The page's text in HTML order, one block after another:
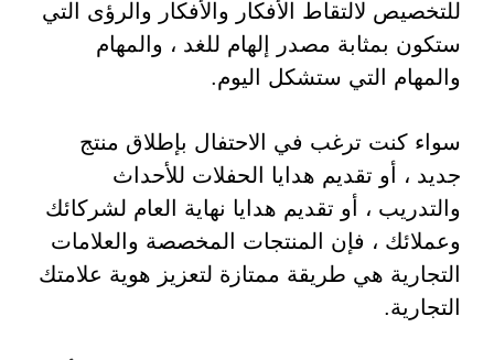
للتخصيص لالتقاط الأفكار والأفكار والرؤى التي
ستكون بمثابة مصدر إلهام للغد ، والمهام
والمهام التي ستشكل اليوم.
سواء كنت ترغب في الاحتفال بإطلاق منتج
جديد ، أو تقديم هدايا الحفلات للأحداث
والتدريب ، أو تقديم هدايا نهاية العام لشركائك
وعملائك ، فإن المنتجات المخصصة والعلامات
التجارية هي طريقة ممتازة لتعزيز هوية علامتك
التجارية.